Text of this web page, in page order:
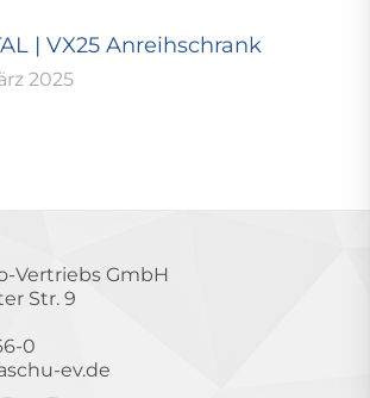
| VX25 Anreihschrank
2025
Vertriebs GmbH
Str. 9
0
ev.de